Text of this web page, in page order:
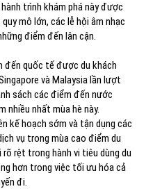
trình khám phá này được
mô lớn, các lễ hội âm nhạc
điểm đến lân cận.
đến quốc tế được du khách
và Malaysia lần lượt
sách các điểm đến nước
nhiều nhất mùa hè này.
kế hoạch sớm và tận dụng các
vụ trong mùa cao điểm du
rệt trong hành vi tiêu dùng du
hơn trong việc tối ưu hóa cả
đi.